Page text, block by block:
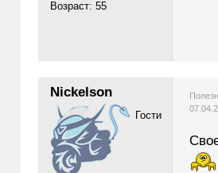
Возраст: 55
Nickelson
Гости